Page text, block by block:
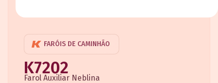
FARÓIS DE CAMINHÃO
K7202
Farol Auxiliar Neblina